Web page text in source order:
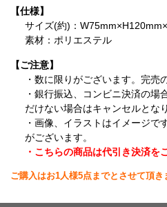
【仕様】
サイズ(約)：
素材：ポリエステル
【ご注意】
・数に限りがございます。完売
・銀行振込、コンビニ決済の場
だけない場合はキャンセルとな
・画像、イラストはイメージで
がございます。
・こちらの商品は代引き決済を
ご購入はお1人様5点までとさせて頂き